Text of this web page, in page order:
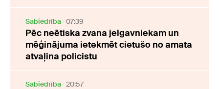
Sabiedrība 07:39
Pēc neētiska zvana jelgavniekam un
mēģinājuma ietekmēt cietušo no amata
atvaļina policistu
Sabiedrība 20:57